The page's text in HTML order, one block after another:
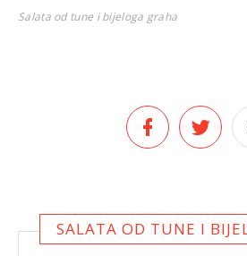
Salata od tune i bijeloga graha
SALATA OD TUNE I